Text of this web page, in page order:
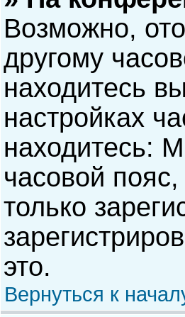
Возможно,
другому
находитесь
настройках
находитесь:
часовой
только
это.
Вернуться к